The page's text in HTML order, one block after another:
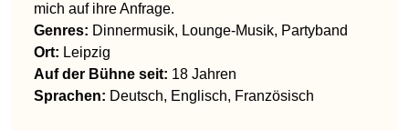
mich auf ihre Anfrage.
Genres: Dinnermusik, Lounge-Musik, Partyband
Ort: Leipzig
Auf der Bühne seit: 18 Jahren
Sprachen: Deutsch, Englisch, Französisch